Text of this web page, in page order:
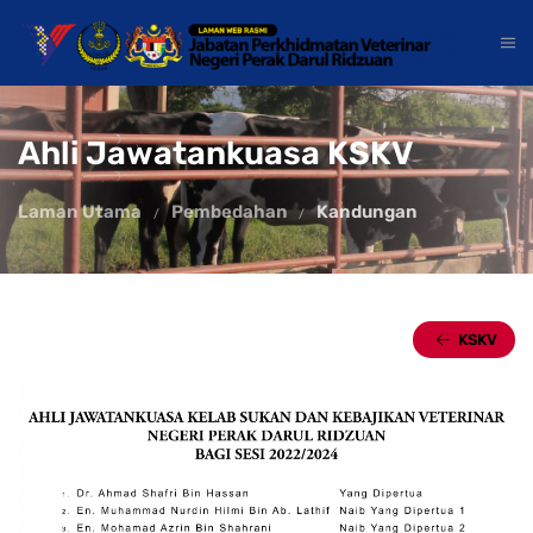
Ahli Jawatankuasa KSKV
Laman Utama Pembedahan Kandungan
KSKV